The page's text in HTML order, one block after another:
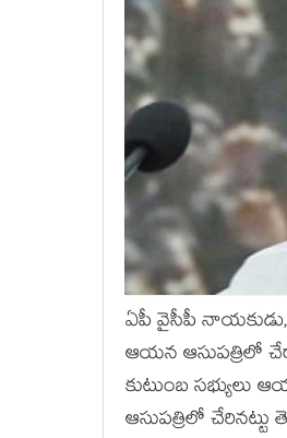
ఏపీ వైసీపీ నాయ‌కుడు,
ఆయ‌న ఆసుప‌త్రిలో
కుటుంబ
ఆసుపత్రిలో చేరినట్టు